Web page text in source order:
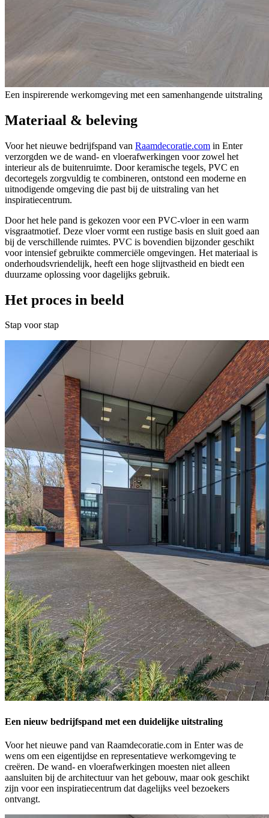
Een inspirerende werkomgeving met een samenhangende uitstraling
Materiaal & beleving
Voor het nieuwe bedrijfspand van Raamdecoratie.com in Enter
verzorgden we de wand- en vloerafwerkingen voor zowel het
interieur als de buitenruimte. Door keramische tegels, PVC en
decortegels zorgvuldig te combineren, ontstond een moderne en
uitnodigende omgeving die past bij de uitstraling van het
inspiratiecentrum.
Door het hele pand is gekozen voor een PVC-vloer in een warm
visgraatmotief. Deze vloer vormt een rustige basis en sluit goed aan
bij de verschillende ruimtes. PVC is bovendien bijzonder geschikt
voor intensief gebruikte commerciële omgevingen. Het materiaal is
onderhoudsvriendelijk, heeft een hoge slijtvastheid en biedt een
duurzame oplossing voor dagelijks gebruik.
Het proces in beeld
Stap voor stap
Een nieuw bedrijfspand met een duidelijke uitstraling
Voor het nieuwe pand van Raamdecoratie.com in Enter was de
wens om een eigentijdse en representatieve werkomgeving te
creëren. De wand- en vloerafwerkingen moesten niet alleen
aansluiten bij de architectuur van het gebouw, maar ook geschikt
zijn voor een inspiratiecentrum dat dagelijks veel bezoekers
ontvangt.